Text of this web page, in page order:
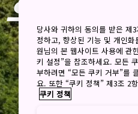
당사와 귀하의 동의를 받은 제
정하고, 향상된 기능 및 개인
원님의 본 웹사이트 사용에 관
키 설정”을 참조하세요. 모든
부하려면 “모든 쿠키 거부”를
요. 또한 “쿠키 정책” 제3조 2
쿠키 정책